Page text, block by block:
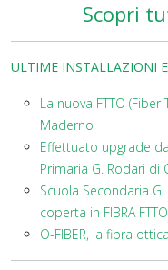
Scopri
ULTIME INSTALLAZIONI
La nuova FTTO
Maderno
Effettuato upgrade
Primaria G. Rodari di
Scuola Secondaria
coperta in FIBRA
O-FIBER, la fibra